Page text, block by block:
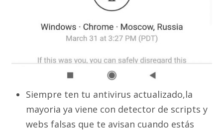
Siempre ten tu antivirus actualizado,la
mayoria ya viene con detector de scripts y
webs falsas que te avisan cuando estás